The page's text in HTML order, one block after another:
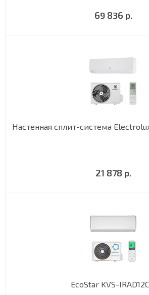
69 836 р.
Настенная сплит-система
21 878 р.
EcoStar KVS-